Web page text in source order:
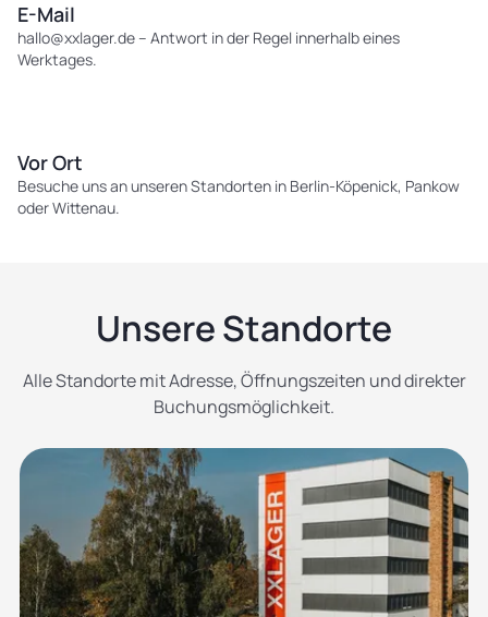
E-Mail
hallo@xxlager.de– Antwort in der Regel innerhalb eines
Werktages.
Vor Ort
Besuche uns an unseren Standorten in Berlin-Köpenick, Pankow
oder Wittenau.
Unsere Standorte
Alle Standorte mit Adresse, Öffnungszeiten und direkter
Buchungsmöglichkeit.